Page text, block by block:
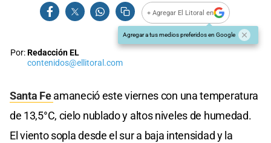
+ Agregar El Litoral en
Agregar a tus medios preferidos en Google
Por:Redacción EL
contenidos@ellitoral.com
Santa Feamaneció este viernes con una temperatura
de 13,5°C, cielo nublado y altos niveles de humedad.
El viento sopla desde el sur a baja intensidad y la